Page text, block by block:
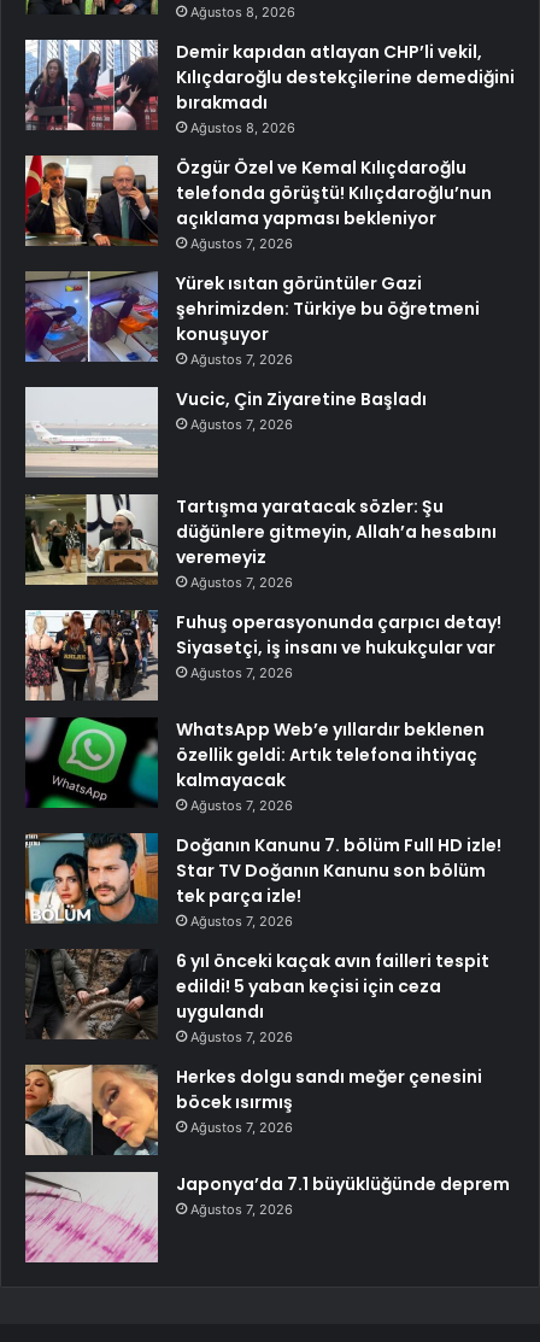
Ağustos 8, 2026
Demir kapıdan atlayan CHP’li vekil,
Kılıçdaroğlu destekçilerine demediğini
bırakmadı
Ağustos 8, 2026
Özgür Özel ve Kemal Kılıçdaroğlu
telefonda görüştü! Kılıçdaroğlu’nun
açıklama yapması bekleniyor
Ağustos 7, 2026
Yürek ısıtan görüntüler Gazi
şehrimizden: Türkiye bu öğretmeni
konuşuyor
Ağustos 7, 2026
Vucic, Çin Ziyaretine Başladı
Ağustos 7, 2026
Tartışma yaratacak sözler: Şu
düğünlere gitmeyin, Allah’a hesabını
veremeyiz
Ağustos 7, 2026
Fuhuş operasyonunda çarpıcı detay!
Siyasetçi, iş insanı ve hukukçular var
Ağustos 7, 2026
WhatsApp Web’e yıllardır beklenen
özellik geldi: Artık telefona ihtiyaç
kalmayacak
Ağustos 7, 2026
Doğanın Kanunu 7. bölüm Full HD izle!
Star TV Doğanın Kanunu son bölüm
tek parça izle!
Ağustos 7, 2026
6 yıl önceki kaçak avın failleri tespit
edildi! 5 yaban keçisi için ceza
uygulandı
Ağustos 7, 2026
Herkes dolgu sandı meğer çenesini
böcek ısırmış
Ağustos 7, 2026
Japonya’da 7.1 büyüklüğünde deprem
Ağustos 7, 2026